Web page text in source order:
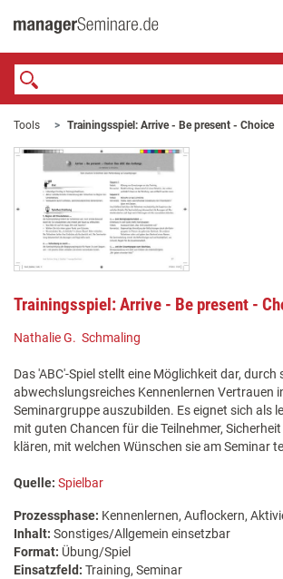
Tools Trainingsspiel: Arrive - Be present - Choice
Trainingsspiel: Arrive - Be present -
Nathalie G. Schmaling
Das 'ABC'-Spiel stellt eine Möglichkeit dar, durch
abwechslungsreiches Kennenlernen Vertrauen
Seminargruppe auszubilden. Es eignet sich als
mit guten Chancen für die Teilnehmer,
klären, mit welchen Wünschen sie am Seminar
Quelle: Spielbar
Prozessphase: Kennenlernen, Auflockern,
Inhalt: Sonstiges/Allgemein einsetzbar
Format: Übung/Spiel
Einsatzfeld: Training, Seminar